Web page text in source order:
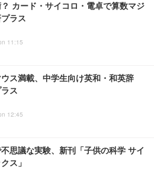
？ カード・サイコロ・電卓で算数マジ
ラス
11:15
ウス満載、中学生向け英和・和英辞
ス
12:45
思議な実験、新刊「子供の科学 サイ
ス」